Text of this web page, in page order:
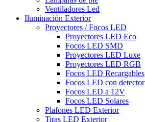
Ventiladores Led
Iluminación Exterior
Proyectores / Focos LED
Proyectores LED Eco
Focos LED SMD
Proyectores LED Luxe
Proyectores LED RGB
Focos LED Recargables
Focos LED con detector
Focos LED a 12V
Focos LED Solares
Plafones LED Exterior
Tiras LED Exterior